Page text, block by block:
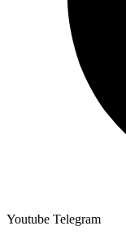
Youtube Telegram